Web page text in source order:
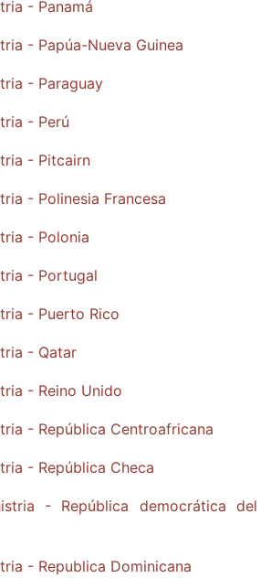
- Panamá
- Papúa-Nueva Guinea
- Paraguay
- Perú
- Pitcairn
- Polinesia Francesa
- Polonia
- Portugal
- Puerto Rico
- Qatar
- Reino Unido
- República Centroafricana
- República Checa
- República democrática del
- Republica Dominicana